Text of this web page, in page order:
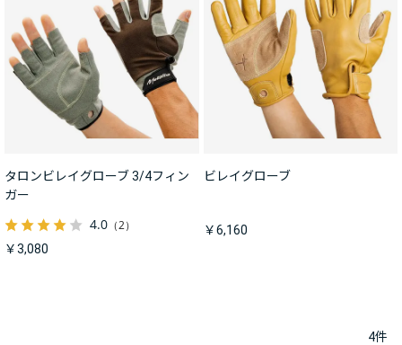
タロンビレイグローブ 3/4フィン
ガー
4.0 （2）
￥3,080
ビレイグローブ
￥6,160
4件